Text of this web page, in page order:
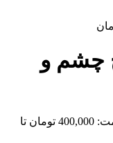
چشم و
محدوده قیمت: 400,000 تومان تا